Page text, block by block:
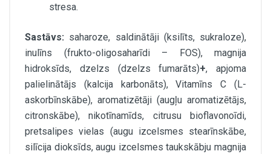
stresa.
Sastāvs: saharoze, saldinātāji (ksilīts, sukraloze),
inulīns (frukto-oligosaharīdi – FOS), magnija
hidroksīds, dzelzs (dzelzs fumarāts)+, apjoma
palielinātājs (kalcija karbonāts), Vitamīns C (L-
askorbīnskābe), aromatizētāji (augļu aromatizētājs,
citronskābe), nikotīnamīds, citrusu bioflavonoīdi,
pretsalipes vielas (augu izcelsmes stearīnskābe,
silīcija dioksīds, augu izcelsmes taukskābju magnija